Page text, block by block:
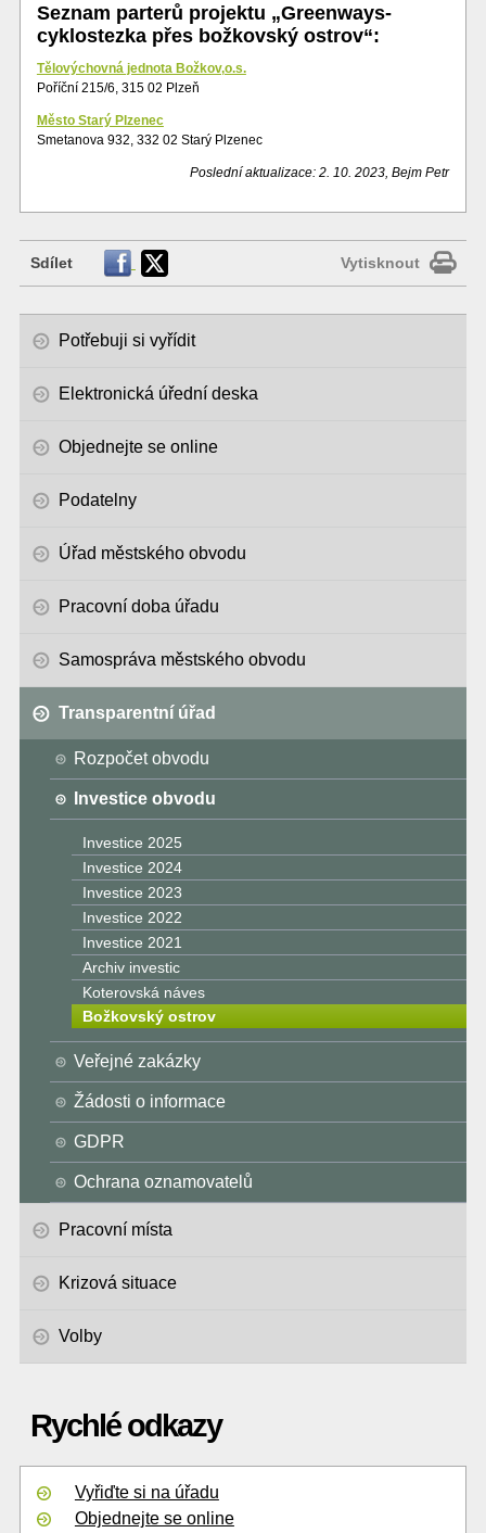
Seznam parterů projektu „Greenways-
cyklostezka přes božkovský ostrov“:
Tělovýchovná jednota Božkov,o.s.
Poříční 215/6, 315 02 Plzeň
Město Starý Plzenec
Smetanova 932, 332 02 Starý Plzenec
Poslední aktualizace: 2. 10. 2023, Bejm Petr
Sdílet Vytisknout
Potřebuji si vyřídit
Elektronická úřední deska
Objednejte se online
Podatelny
Úřad městského obvodu
Pracovní doba úřadu
Samospráva městského obvodu
Transparentní úřad
Rozpočet obvodu
Investice obvodu
Investice 2025
Investice 2024
Investice 2023
Investice 2022
Investice 2021
Archiv investic
Koterovská náves
Božkovský ostrov
Veřejné zakázky
Žádosti o informace
GDPR
Ochrana oznamovatelů
Pracovní místa
Krizová situace
Volby
Rychlé odkazy
Vyřiďte si na úřadu
Objednejte se online